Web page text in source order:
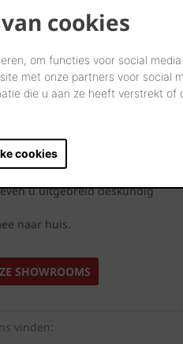
cookies
om functies voor social
met onze partners voor social
die u aan ze heeft verstrekt of
cookies
Kies.
tastbaar maken in onze
door onze innovatieve
en ervaar uw toekomstige
u uitgebreid deskundig
naar huis.
SHOWROOMS
vinden: